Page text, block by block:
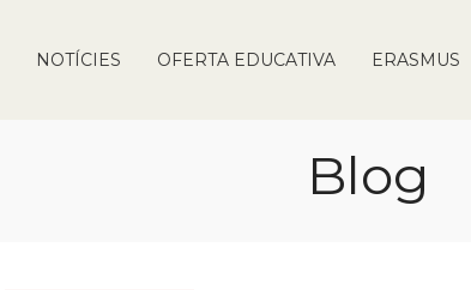
NOTÍCIES OFERTA EDUCATIVA ERASMUS
Blog